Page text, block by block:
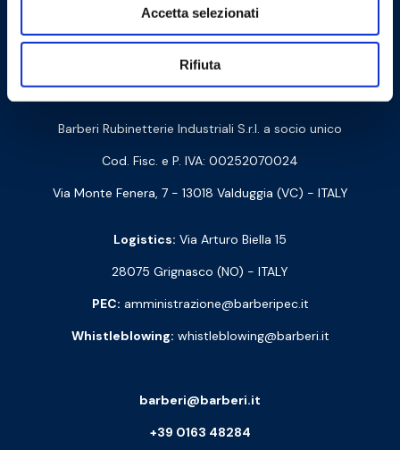
Accetta selezionati
Rifiuta
Contact us
Barberi Rubinetterie Industriali S.r.l. a socio unico
Cod. Fisc. e P. IVA: 00252070024
Via Monte Fenera, 7 - 13018 Valduggia (VC) - ITALY
Logistics: Via Arturo Biella 15
28075 Grignasco (NO) - ITALY
PEC: amministrazione@barberipec.it
Whistleblowing: whistleblowing@barberi.it
barberi@barberi.it
+39 0163 48284